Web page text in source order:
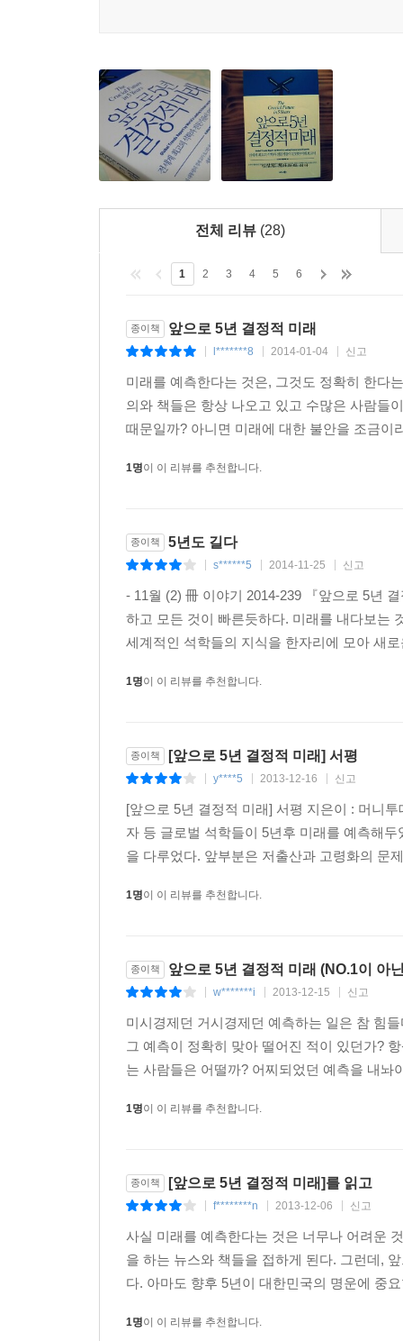
전체 리뷰 (28)
1 2 3 4 5 6
종이책 앞으로 5년 결정적 미래
l*******8 2014-01-04 신고
미래를 예측한다는 것은, 그것도 정확히 한다
의와 책들은 항상 나오고 있고 수많은 사람들
때문일까? 아니면 미래에 대한 불안을 조금
1명이 이 리뷰를 추천합니다.
종이책 5년도 길다
s******5 2014-11-25 신고
- 11월 (2) 冊 이야기 2014-239 『앞으로 5년
하고 모든 것이 빠른듯하다. 미래를 내다보는
세계적인 석학들의 지식을 한자리에 모아 새
1명이 이 리뷰를 추천합니다.
종이책 [앞으로 5년 결정적 미래] 서평
y****5 2013-12-16 신고
[앞으로 5년 결정적 미래] 서평 지은이 : 머니
자 등 글로벌 석학들이 5년후 미래를 예측해
을 다루었다. 앞부분은 저출산과 고령화의 문
1명이 이 리뷰를 추천합니다.
종이책 앞으로 5년 결정적 미래 (NO.1이 아
w*******i 2013-12-15 신고
미시경제던 거시경제던 예측하는 일은 참 힘
그 예측이 정확히 맞아 떨어진 적이 있던가?
는 사람들은 어떨까? 어찌되었던 예측을 내
1명이 이 리뷰를 추천합니다.
종이책 [앞으로 5년 결정적 미래]를 읽고
f********n 2013-12-06 신고
사실 미래를 예측한다는 것은 너무나 어려운
을 하는 뉴스와 책들을 접하게 된다. 그런데,
다. 아마도 향후 5년이 대한민국의 명운에 중
1명이 이 리뷰를 추천합니다.